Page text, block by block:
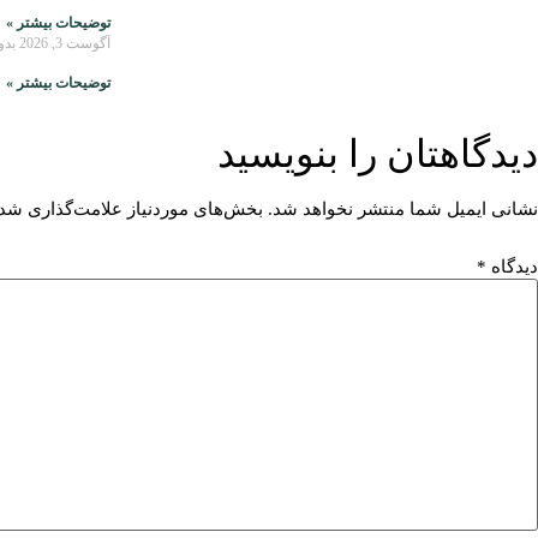
توضیحات بیشتر »
آگوست 3, 2026
توضیحات بیشتر »
دیدگاهتان را بنویسید
نشانی ایمیل شما منتشر نخواهد شد. بخش‌های موردنیاز علامت‌گذاری
دیدگاه *